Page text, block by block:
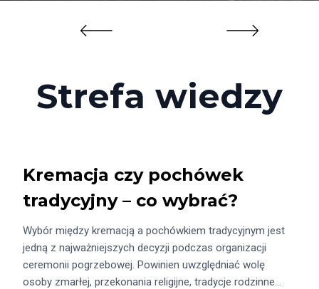
Strefa wiedzy
Kremacja czy pochówek
tradycyjny – co wybrać?
Wybór między kremacją a pochówkiem tradycyjnym jest
jedną z najważniejszych decyzji podczas organizacji
ceremonii pogrzebowej. Powinien uwzględniać wolę
osoby zmarłej, przekonania religijne, tradycje rodzinne…